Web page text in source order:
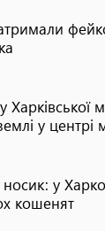
Харківської
у центрі
у
кошенят